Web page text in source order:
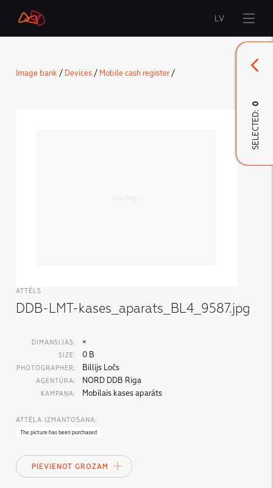
Start
LV
Image bank / Devices/ Mobile cash register/
ATTĒLS
DDB-LMT-kases_aparats_BL4_9587.jpg
DIMANSIJAS: ×
SIZE: 0 B
PHOTOGRAPHER: Billijs Ločs
AĢENTŪRA: NORD DDB Riga
KAMPAŅA: Mobilais kases aparāts
ATTĒLA IZMANTOŠANA:
The picture has been purchased
PIEVIENOT GROZAM
SELECTED:
0